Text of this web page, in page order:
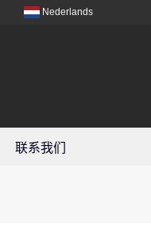
Nederlands
联系我们